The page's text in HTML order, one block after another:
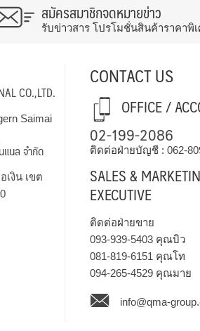
สมัครสมาชิกจดหมายข่าว
รับข่าวสาร โปรโมชั่นสินค้าราคาพิ
CO.,LTD.
Saimai
แนล จำกัด
เงิน เขต
CONTACT US
OFFICE /
02-199-2086
ติดต่อฝ่ายบัญชี : 062-
SALES &
EXECUTIVE
ติดต่อฝ่ายขาย
093-939-5403คุณบิว
081-819-6151 คุณโท
094-265-4529คุณมาย
info@qma-